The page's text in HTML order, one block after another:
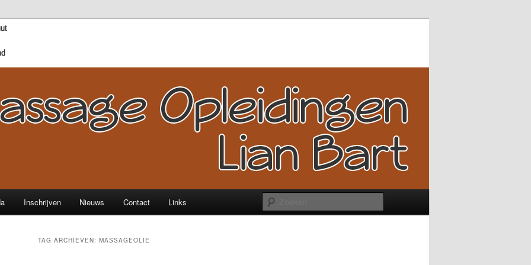
Lian Bart l Noord
tot Wellness- en Sport Therapeut!
Inschrijven Nieuws Contact Links
TAG ARCHIEVEN: MASSAGEOLIE